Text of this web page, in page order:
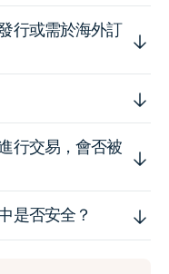
行或需於海外訂
行交易，會否被
是否安全？